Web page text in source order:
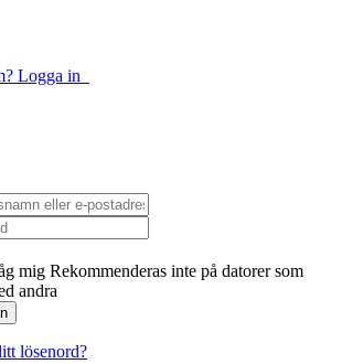
Logga in
mig Rekommenderas inte på datorer som
andra
lösenord?